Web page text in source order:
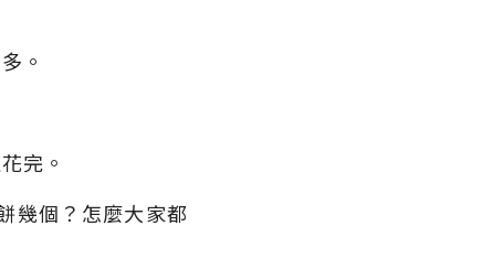
。
完。
幾個？怎麼大家都